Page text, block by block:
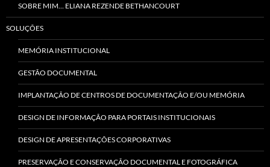
SOBRE MIM… ELIANA REZENDE BETHANCOURT
SOLUÇÕES
MEMÓRIA INSTITUCIONAL
GESTÃO DOCUMENTAL
IMPLANTAÇÃO DE CENTROS DE DOCUMENTAÇÃO E/OU MEMÓRIA
DESIGN DE INFORMAÇÃO PARA PORTAIS INSTITUCIONAIS
DESIGN DE APRESENTAÇÕES CORPORATIVAS
PRESERVAÇÃO E CONSERVAÇÃO DOCUMENTAL E FOTOGRÁFICA